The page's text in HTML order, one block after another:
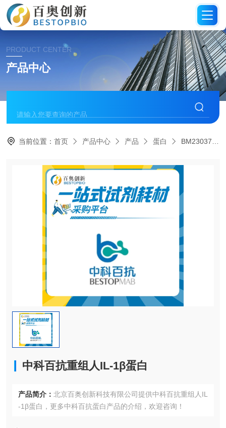
PRODUCT CENTER
产品中心
当前位置：首页 产品中心 产品 蛋白 BM23037中科百抗重组人IL-1β蛋白
中科百抗重组人IL-1β蛋白
产品简介： 北京百奥创新科技有限公司提供中科百抗重组人IL
-1β蛋白，更多中科百抗蛋白产品的介绍，欢迎咨询！